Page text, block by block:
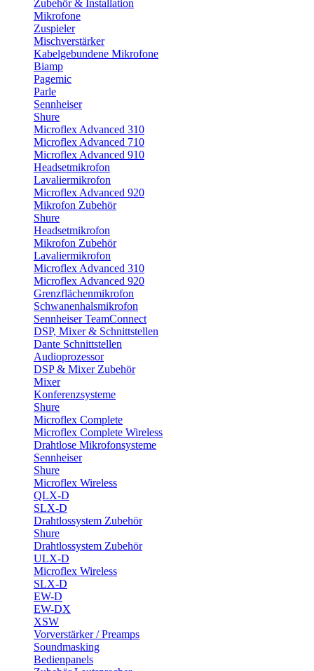
Zubehör & Installation
Mikrofone
Zuspieler
Mischverstärker
Kabelgebundene Mikrofone
Biamp
Pagemic
Parle
Sennheiser
Shure
Microflex Advanced 310
Microflex Advanced 710
Microflex Advanced 910
Headsetmikrofon
Lavaliermikrofon
Microflex Advanced 920
Mikrofon Zubehör
Shure
Headsetmikrofon
Mikrofon Zubehör
Lavaliermikrofon
Microflex Advanced 310
Microflex Advanced 920
Grenzflächenmikrofon
Schwanenhalsmikrofon
Sennheiser TeamConnect
DSP, Mixer & Schnittstellen
Dante Schnittstellen
Audioprozessor
DSP & Mixer Zubehör
Mixer
Konferenzsysteme
Shure
Microflex Complete
Microflex Complete Wireless
Drahtlose Mikrofonsysteme
Sennheiser
Shure
Microflex Wireless
QLX-D
SLX-D
Drahtlossystem Zubehör
Shure
Drahtlossystem Zubehör
ULX-D
Microflex Wireless
SLX-D
EW-D
EW-DX
XSW
Vorverstärker / Preamps
Soundmasking
Bedienpanels